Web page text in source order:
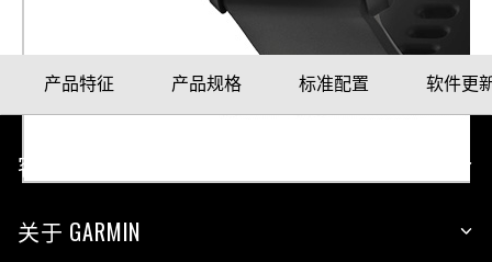
产品特征 产品规格 标准配置 软件更
客户服务
关于 GARMIN